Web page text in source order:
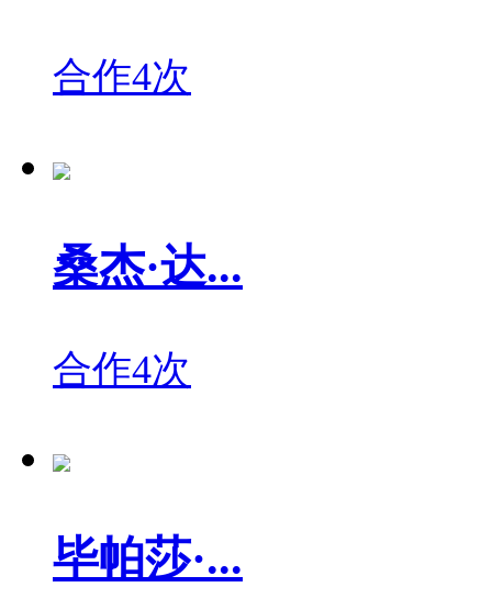
合作4次
桑杰·达...
合作4次
毕帕莎·...